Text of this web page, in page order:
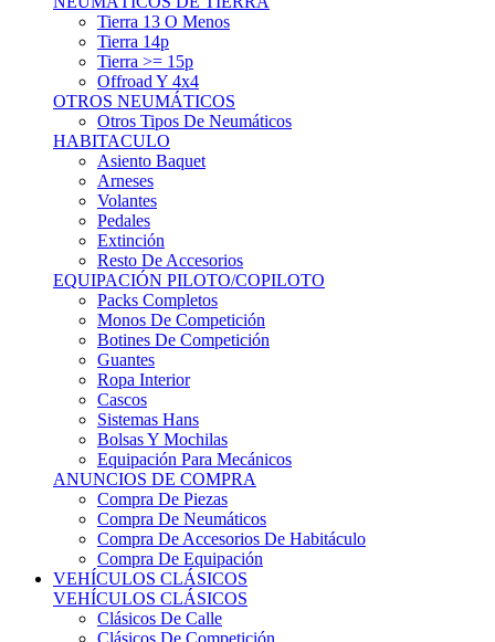
Tierra 13 O Menos
Tierra 14p
Tierra >= 15p
Offroad Y 4x4
OTROS NEUMÁTICOS
Otros Tipos De Neumáticos
HABITACULO
Asiento Baquet
Arneses
Volantes
Pedales
Extinción
Resto De Accesorios
EQUIPACIÓN PILOTO/COPILOTO
Packs Completos
Monos De Competición
Botines De Competición
Guantes
Ropa Interior
Cascos
Sistemas Hans
Bolsas Y Mochilas
Equipación Para Mecánicos
ANUNCIOS DE COMPRA
Compra De Piezas
Compra De Neumáticos
Compra De Accesorios De Habitáculo
Compra De Equipación
VEHÍCULOS CLÁSICOS
VEHÍCULOS CLÁSICOS
Clásicos De Calle
Clásicos De Competición